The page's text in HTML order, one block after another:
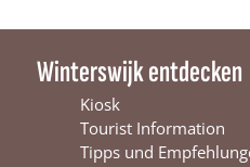
Winterswijk entdecken
Kiosk
Tourist Information
Tipps und